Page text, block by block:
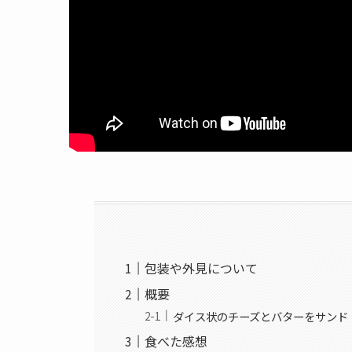
包装や外見について
概要
ダイス状のチーズとバターをサンド
食べた感想